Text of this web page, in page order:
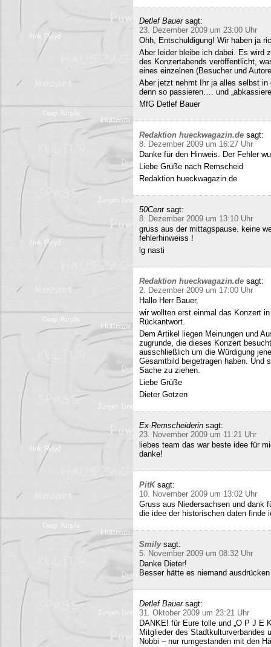
Detlef Bauer sagt:
23. Dezember 2009 um 23:00 Uhr
Ohh, Entschuldigung! Wir haben ja
Aber leider bleibe ich dabei. Es wird
des Konzertabends veröffentlicht,
eines einzelnen (Besucher und
Aber jetzt nehmt Ihr ja alles selbst
denn so passieren…. und
MfG Detlef Bauer
Redaktion hueckwagazin.de sagt:
8. Dezember 2009 um 16:27 Uhr
Danke für den Hinweis. Der Fehler
Liebe Grüße nach Remscheid
Redaktion hueckwagazin.de
50Cent sagt:
8. Dezember 2009 um 13:10 Uhr
gruss aus der mittagspause. keine
fehlerhinweiss !
lg nasti
Redaktion hueckwagazin.de sagt:
2. Dezember 2009 um 17:00 Uhr
Hallo Herr Bauer,
wir wollten erst einmal das Konzert
Rückantwort.
Dem Artikel liegen Meinungen und
zugrunde, die dieses Konzert
ausschließlich um die Würdigung
Gesamtbild beigetragen haben. Und
Sache zu ziehen.
Liebe Grüße
Dieter Gotzen
Ex-Remscheiderin sagt:
23. November 2009 um 11:21 Uhr
liebes team das war beste idee für
danke!
PitK sagt:
10. November 2009 um 13:02 Uhr
Gruss aus Niedersachsen und dank
die idee der historischen daten finde
Smily sagt:
5. November 2009 um 08:32 Uhr
Danke Dieter!
Besser hätte es niemand
Detlef Bauer sagt:
31. Oktober 2009 um 23:21 Uhr
DANKE! für Eure tolle und „O P J E
Mitglieder des Stadtkulturverbandes
Nobbi – nur rumgestanden mit den